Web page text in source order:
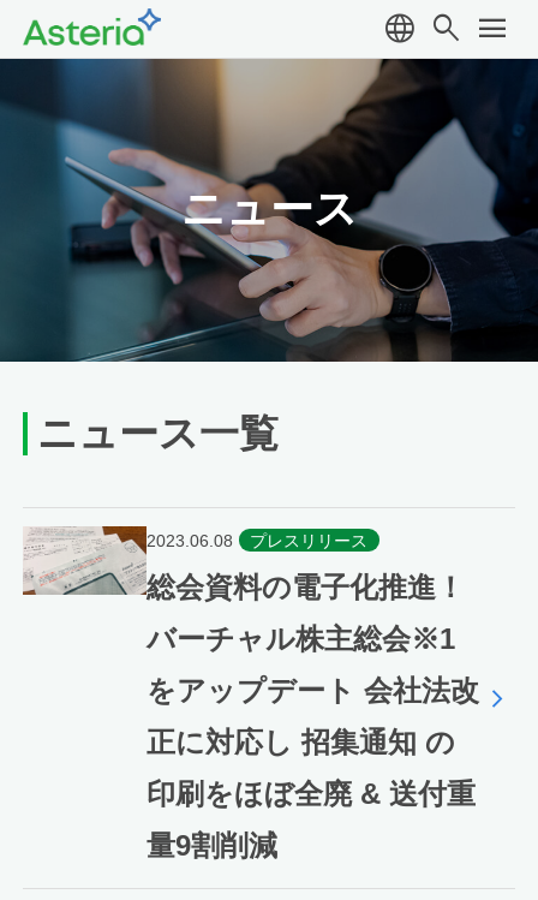
language search menu
ニュース
ニュース一覧
2023.06.08 プレスリリース
総会資料の電子化推進！
バーチャル株主総会※1
をアップデート 会社法改
正に対応し 招集通知 の
印刷をほぼ全廃 & 送付重
量9割削減